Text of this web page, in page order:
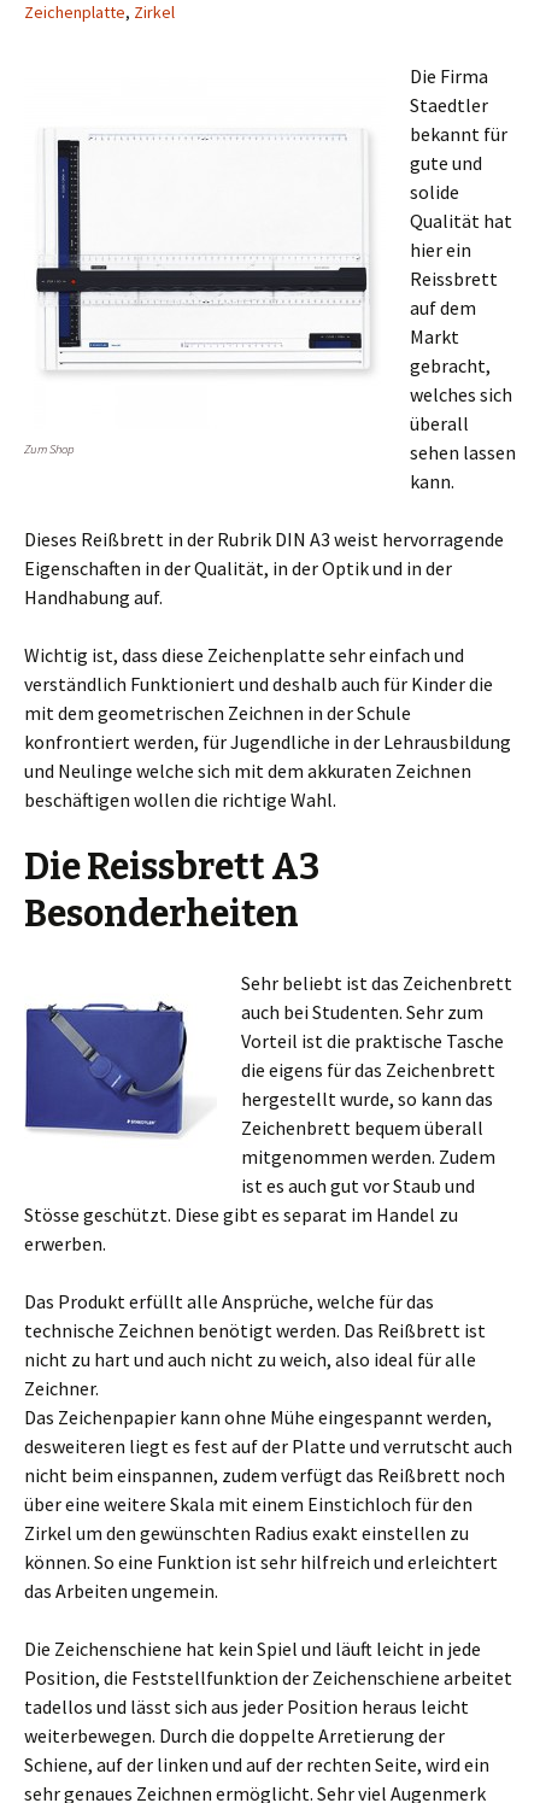
Zeichenplatte, Zirkel
Zum Shop
Die Firma
Staedtler
bekannt für
gute und
solide
Qualität hat
hier ein
Reissbrett
auf dem
Markt
gebracht,
welches sich
überall
sehen lassen
kann.
Dieses Reißbrett in der Rubrik DIN A3 weist hervorragende
Eigenschaften in der Qualität, in der Optik und in der
Handhabung auf.
Wichtig ist, dass diese Zeichenplatte sehr einfach und
verständlich Funktioniert und deshalb auch für Kinder die
mit dem geometrischen Zeichnen in der Schule
konfrontiert werden, für Jugendliche in der Lehrausbildung
und Neulinge welche sich mit dem akkuraten Zeichnen
beschäftigen wollen die richtige Wahl.
Die Reissbrett A3
Besonderheiten
Sehr beliebt ist das Zeichenbrett
auch bei Studenten. Sehr zum
Vorteil ist die praktische Tasche
die eigens für das Zeichenbrett
hergestellt wurde, so kann das
Zeichenbrett bequem überall
mitgenommen werden. Zudem
ist es auch gut vor Staub und
Stösse geschützt. Diese gibt es separat im Handel zu
erwerben.
Das Produkt erfüllt alle Ansprüche, welche für das
technische Zeichnen benötigt werden. Das Reißbrett ist
nicht zu hart und auch nicht zu weich, also ideal für alle
Zeichner.
Das Zeichenpapier kann ohne Mühe eingespannt werden,
desweiteren liegt es fest auf der Platte und verrutscht auch
nicht beim einspannen, zudem verfügt das Reißbrett noch
über eine weitere Skala mit einem Einstichloch für den
Zirkel um den gewünschten Radius exakt einstellen zu
können. So eine Funktion ist sehr hilfreich und erleichtert
das Arbeiten ungemein.
Die Zeichenschiene hat kein Spiel und läuft leicht in jede
Position, die Feststellfunktion der Zeichenschiene arbeitet
tadellos und lässt sich aus jeder Position heraus leicht
weiterbewegen. Durch die doppelte Arretierung der
Schiene, auf der linken und auf der rechten Seite, wird ein
sehr genaues Zeichnen ermöglicht. Sehr viel Augenmerk